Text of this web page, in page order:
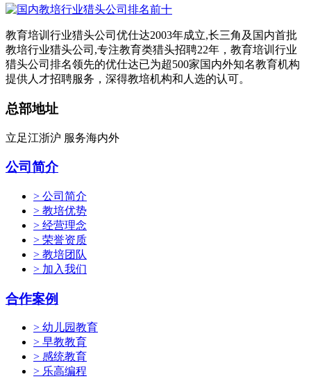
教育培训行业猎头公司优仕达2003年成立,长三角及国内首批
教培行业猎头公司,专注教育类猎头招聘22年，教育培训行业
猎头公司排名领先的优仕达已为超500家国内外知名教育机构
提供人才招聘服务，深得教培机构和人选的认可。
总部地址
立足江浙沪 服务海内外
公司简介
> 公司简介
> 教培优势
> 经营理念
> 荣誉资质
> 教培团队
> 加入我们
合作案例
> 幼儿园教育
> 早教教育
> 感统教育
> 乐高编程